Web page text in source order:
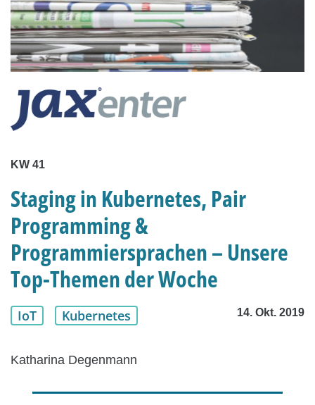
KW 41
Staging in Kubernetes, Pair
Programming &
Programmiersprachen – Unsere
Top-Themen der Woche
IoT Kubernetes 14. Okt. 2019
Katharina Degenmann